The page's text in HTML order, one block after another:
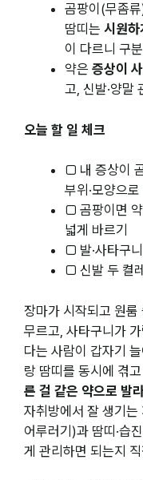
곰팡이(무좀
땀띠는 시원하
이 다르니 구
약은 증상이
고, 신발·양말
오늘 할 일 체크
□ 내 증상이
부위·모양으
□ 곰팡이면
넓게 바르기
□ 발·사타구
□ 신발 두 켤
장마가 시작되고 원룸
무르고, 사타구니가
다는 사람이 갑자기
랑 땀띠를 동시에 겪
른 걸 같은 약으로 발
자취방에서 잘 생기는
어루러기)과 땀띠·습
게 관리하면 되는지